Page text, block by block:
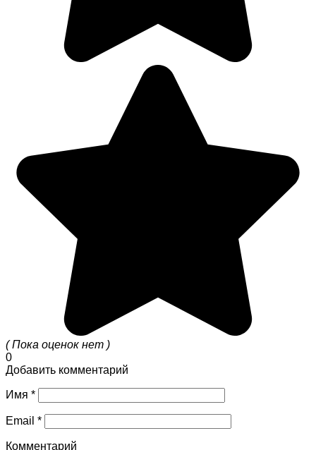
( Пока оценок нет )
0
Добавить комментарий
Имя *
Email *
Комментарий